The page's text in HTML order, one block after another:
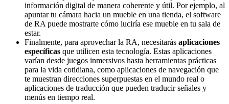
información digital de manera coherente y útil. Por ejemplo, al
apuntar tu cámara hacia un mueble en una tienda, el software
de RA puede mostrarte cómo luciría ese mueble en tu sala de
estar.
Finalmente, para aprovechar la RA, necesitarás aplicaciones
específicas que utilicen esta tecnología. Estas aplicaciones
varían desde juegos inmersivos hasta herramientas prácticas
para la vida cotidiana, como aplicaciones de navegación que
te muestran direcciones superpuestas en el mundo real o
aplicaciones de traducción que pueden traducir señales y
menús en tiempo real.